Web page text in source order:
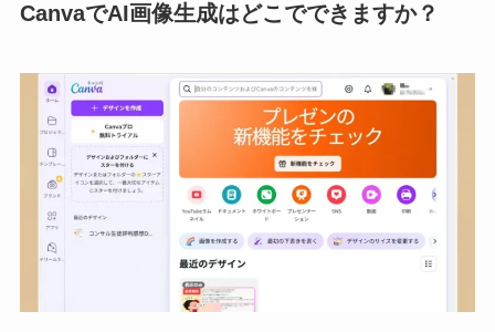
CanvaでAI画像生成はどこでできますか？